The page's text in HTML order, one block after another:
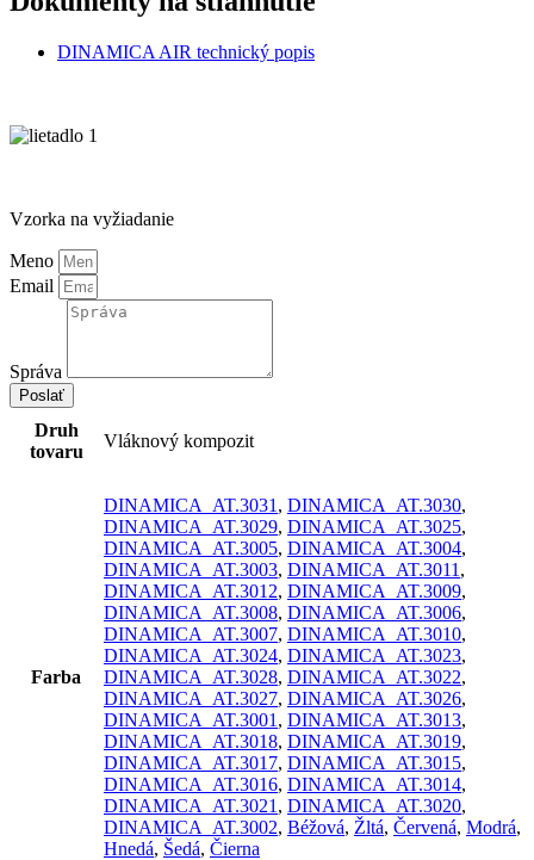
DINAMICA AIR technický popis
Vzorka na vyžiadanie
Meno
Email
Správa
Poslať
Druh
tovaru
Vláknový kompozit
Farba
DINAMICA_AT.3031 , DINAMICA_AT.3030,
DINAMICA_AT.3029, DINAMICA_AT.3025,
DINAMICA_AT.3005, DINAMICA_AT.3004,
DINAMICA_AT.3003, DINAMICA_AT.3011 ,
DINAMICA_AT.3012, DINAMICA_AT.3009,
DINAMICA_AT.3008, DINAMICA_AT.3006,
DINAMICA_AT.3007, DINAMICA_AT.3010,
DINAMICA_AT.3024, DINAMICA_AT.3023,
DINAMICA_AT.3028, DINAMICA_AT.3022,
DINAMICA_AT.3027, DINAMICA_AT.3026,
DINAMICA_AT.3001 , DINAMICA_AT.3013,
DINAMICA_AT.3018, DINAMICA_AT.3019,
DINAMICA_AT.3017, DINAMICA_AT.3015,
DINAMICA_AT.3016, DINAMICA_AT.3014,
DINAMICA_AT.3021 , DINAMICA_AT.3020,
DINAMICA_AT.3002, Béžová, Žltá, Červená, Modrá,
Hnedá, Šedá, Čierna